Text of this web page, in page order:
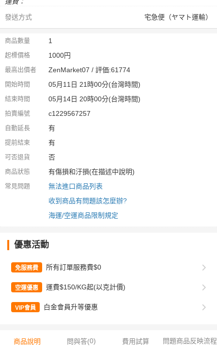
發送方式
宅急便（ヤマト運輸）
商品數量 1
起標價格 1000円
最高出價者 ZenMarket07 / 評価:61774
開始時間 05月11日 21時00分(台灣時間)
結束時間 05月14日 20時00分(台灣時間)
拍賣編號 c1229567257
自動延長 有
提前結束 有
可否退貨 否
商品狀態 有傷損和汙損(在描述中說明)
常見問題
無法進口商品列表
收到商品有問題該怎麼辦?
海運/空運商品限制規定
優惠活動
免服務費 所有訂單服務費$0
空運優惠 運費$150/KG起(以克計價)
VIP會員 白金會員升等優惠
商品說明 問與答(0) 費用試算 問題商品反映流程